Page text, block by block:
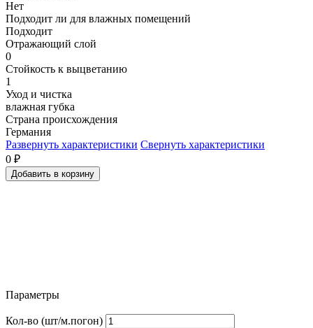
Нет
Подходит ли для влажных помещений
Подходит
Отражающий слой
0
Стойкость к выцветанию
1
Уход и чистка
влажная губка
Страна происхождения
Германия
Развернуть характеристики Свернуть характеристики
0 ₽
Добавить в корзину
Параметры
Кол-во (шт/м.погон)